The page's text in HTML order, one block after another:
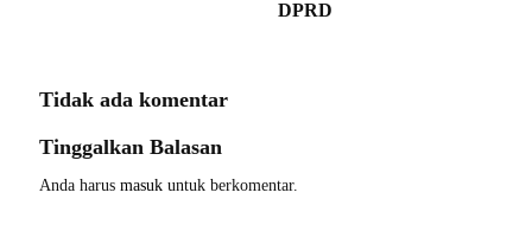
DPRD
Tidak ada komentar
Tinggalkan Balasan
Anda harus masuk untuk berkomentar.